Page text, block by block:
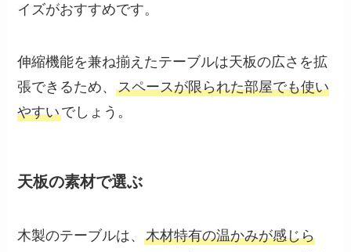
イズがおすすめです。
伸縮機能を兼ね揃えたテーブルは天板の広さを拡
張できるため、スペースが限られた部屋でも使い
やすいでしょう。
天板の素材で選ぶ
木製のテーブルは、木材特有の温かみが感じら